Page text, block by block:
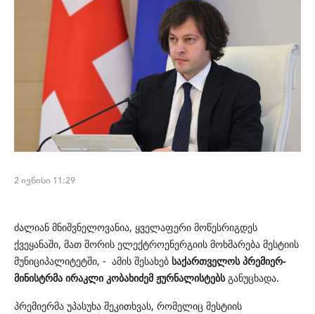
2 ივნისი 11:29
ძალიან მნიშვნელოვანია, ყველაფერი მოწესრიგდეს
ქვეყანაში, მათ შორის ელექტროენერგიის მოხმარება მესტიის
მუნიციპალიტეტში, - ამის შესახებ საქართველოს პრემიერ-
მინისტრმა ირაკლი კობახიძემ ჟურნალისტებსგანუცხადა.
პრემიერმა უპასუხა შეკითხვას, რომელიც მესტიის